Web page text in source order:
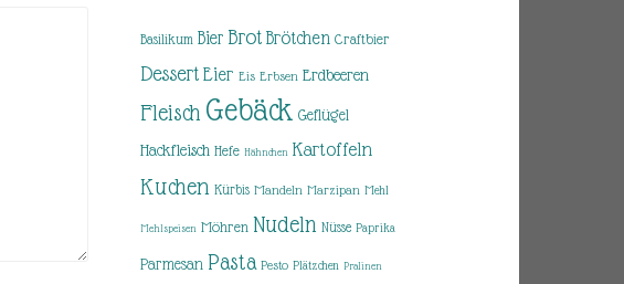
Basilikum Bier Brot Brötchen Craftbier
Dessert Eier Eis Erbsen Erdbeeren
Fleisch Gebäck Geflügel
Hackfleisch Hefe Hähnchen Kartoffeln
Kuchen Kürbis Mandeln Marzipan Mehl
Mehlspeisen Möhren Nudeln Nüsse Paprika
Parmesan Pasta Pesto Plätzchen Pralinen